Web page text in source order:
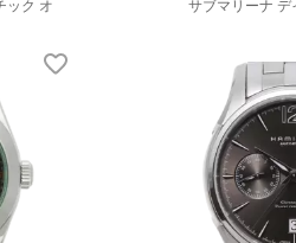
ック オ
サブマリーナ デ